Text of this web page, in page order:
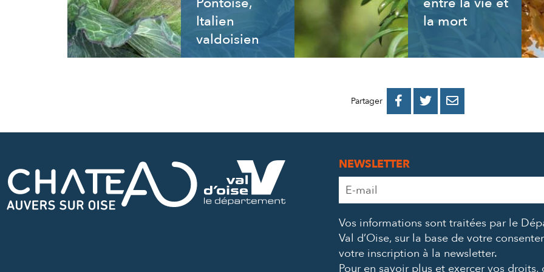
Italien
valdoisien
la mort
Partager 
PARTAGER
PARTAGER
PARTAGER
NEWSLETTER
Adresse
e-
*
Vos informations sont traitées par le
Val d’Oise, sur la base de votre
votre inscription à la newsletter.
Pour en savoir plus et exercer vos droits,